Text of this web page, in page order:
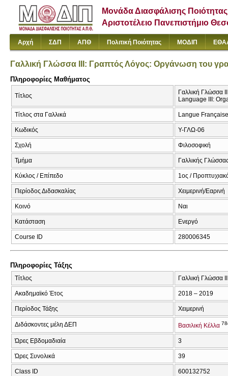
Μονάδα Διασφάλισης Ποιότητας
Αριστοτέλειο Πανεπιστήμιο
Αρχή ΣΔΠ ΑΠΘ Πολιτική Ποιότητας ΜΟΔΙΠ
Γαλλική Γλώσσα ΙΙΙ: Γραπτός Λόγος: Οργάνωση του
Πληροφορίες Μαθήματος
Τίτλος
Γαλλική Γλώσσα
Language ΙΙΙ:
Τίτλος στα Γαλλικά Langue
Κωδικός Υ-ΓΛΩ-06
Σχολή Φιλοσοφική
Τμήμα Γαλλικής
Κύκλος / Επίπεδο 1ος /
Περίοδος Διδασκαλίας Χειμερινή/Εαρινή
Κοινό Ναι
Κατάσταση Ενεργό
Course ID 280006345
Πληροφορίες Τάξης
Τίτλος Γαλλική Γλώσσα
Ακαδημαϊκό Έτος 2018 – 2019
Περίοδος Τάξης Χειμερινή
Διδάσκοντες μέλη ΔΕΠ Βασιλική Κέλλα
Ώρες Εβδομαδιαία 3
Ώρες Συνολικά 39
Class ID 600132752